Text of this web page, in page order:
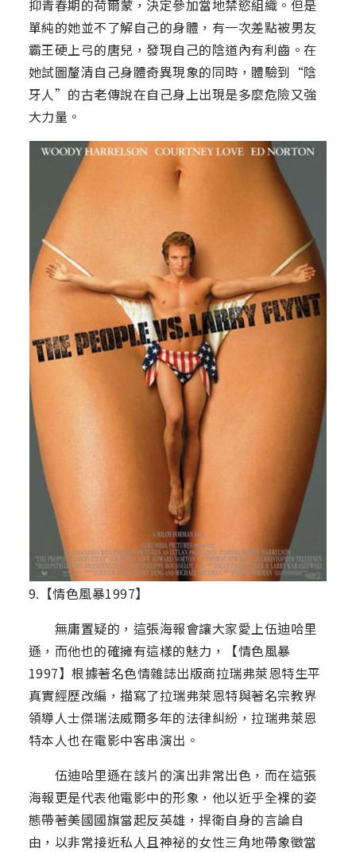
抑青春期的荷爾蒙，決定參加當地禁慾組織。但是
單純的她並不了解自己的身體，有一次差點被男友
霸王硬上弓的唐兒，發現自己的陰道內有利齒。在
她試圖釐清自己身體奇異現象的同時，體驗到“陰
牙人”的古老傳說在自己身上出現是多麼危險又強
大力量。
9.【情色風暴1997】
無庸置疑的，這張海報會讓大家愛上伍迪哈里
遜，而他也的確擁有這樣的魅力，【情色風暴
1997】根據著名色情雜誌出版商拉瑞弗萊恩特生平
真實經歷改編，描寫了拉瑞弗萊恩特與著名宗教界
領導人士傑瑞法威爾多年的法律糾紛，拉瑞弗萊恩
特本人也在電影中客串演出。
伍迪哈里遜在該片的演出非常出色，而在這張
海報更是代表他電影中的形象，他以近乎全裸的姿
態帶著美國國旗當起反英雄，捍衛自身的言論自
由，以非常接近私人且神祕的女性三角地帶象徵當